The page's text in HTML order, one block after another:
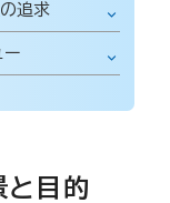
の追求
ー
と目的